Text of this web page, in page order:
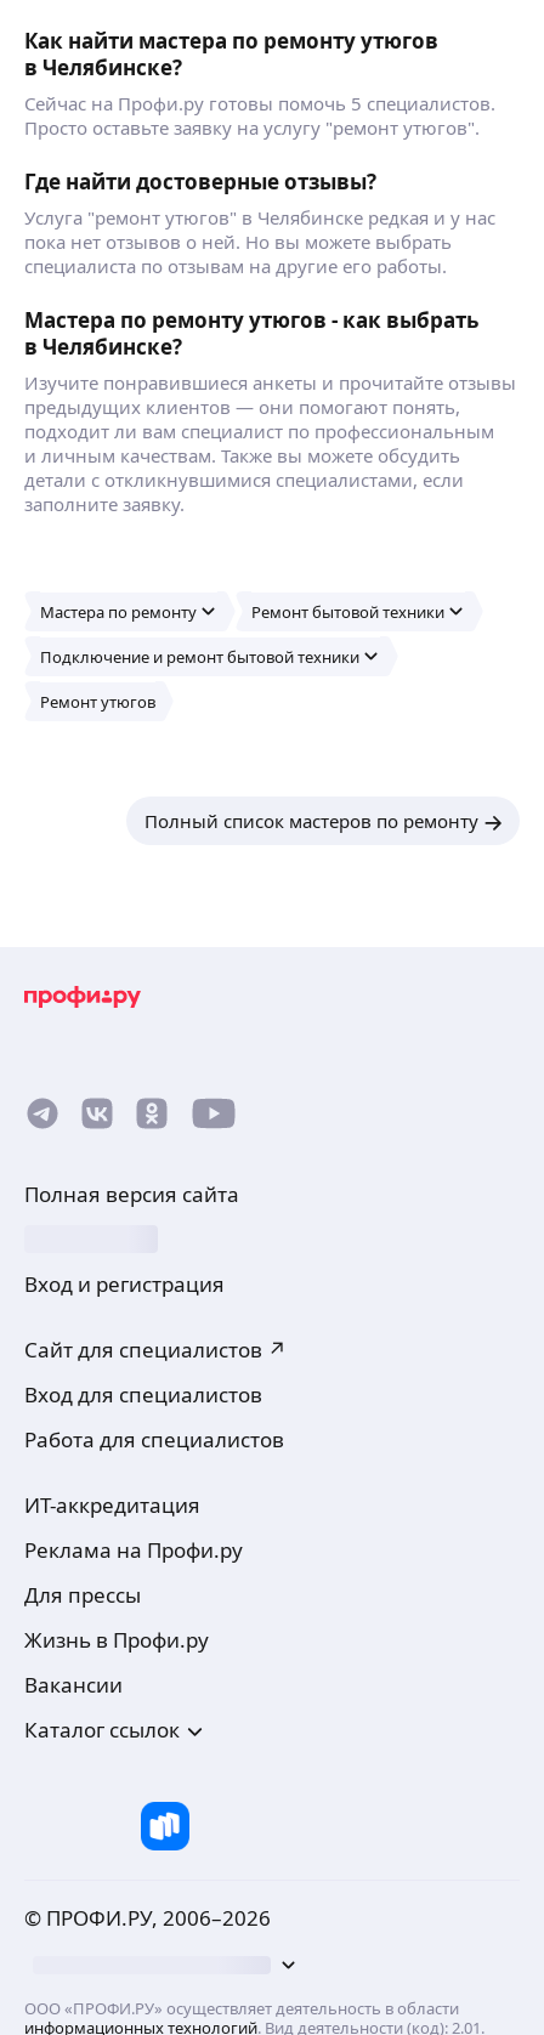
Как найти мастера по ремонту утюгов
в Челябинске?
Сейчас на Профи.ру готовы помочь 5 специалистов.
Просто оставьте заявку на услугу "ремонт утюгов".
Где найти достоверные отзывы?
Услуга "ремонт утюгов" в Челябинске редкая и у нас
пока нет отзывов о ней. Но вы можете выбрать
специалиста по отзывам на другие его работы.
Мастера по ремонту утюгов - как выбрать
в Челябинске?
Изучите понравившиеся анкеты и прочитайте отзывы
предыдущих клиентов — они помогают понять,
подходит ли вам специалист по профессиональным
и личным качествам. Также вы можете обсудить
детали с откликнувшимися специалистами, если
заполните заявку.
Мастера по ремонту Ремонт бытовой техники
Подключение и ремонт бытовой техники
Ремонт утюгов
Полный список мастеров по ремонту
Полная версия сайта
Вход и регистрация
Сайт для специалистов ↗
Вход для специалистов
Работа для специалистов
ИТ-аккредитация
Реклама на Профи.ру
Для прессы
Жизнь в Профи.ру
Вакансии
Каталог ссылок
© ПРОФИ.РУ, 2006–2026
ООО «ПРОФИ.РУ» осуществляет деятельность в области
информационных технологий. Вид деятельности (код): 2.01.